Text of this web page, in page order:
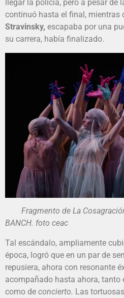
llegar la policía, pero a pesar
continuó hasta el final, mientras
Stravinsky, escapaba por una
su carrera, había finalizado.
Fragmento de La
BANCH. foto ceac
Tal escándalo, ampliamente
época, logró que en un par de
repusiera, ahora con resonante
acompañado hasta ahora, tanto
como de concierto. Las